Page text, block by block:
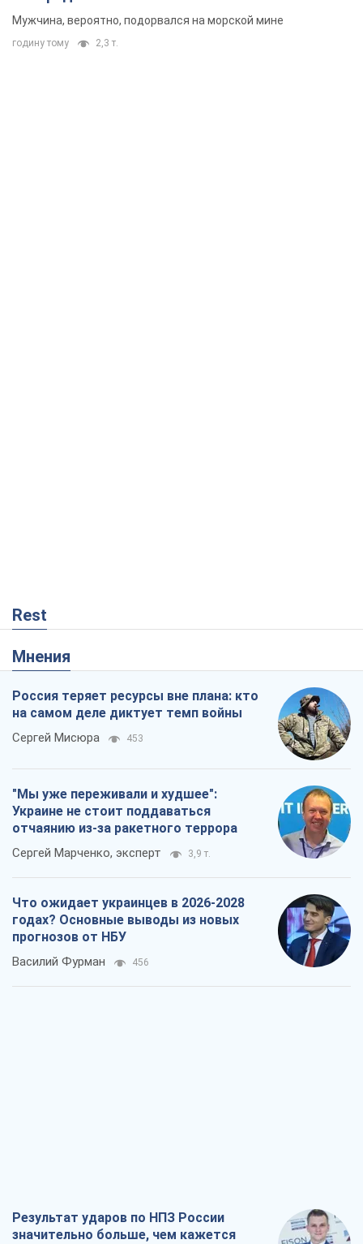
Мужчина, вероятно, подорвался на морской мине
годину тому 2,3 т.
Rest
Мнения
Россия теряет ресурсы вне плана: кто
на самом деле диктует темп войны
Сергей Мисюра 453
"Мы уже переживали и худшее":
Украине не стоит поддаваться
отчаянию из-за ракетного террора
Сергей Марченко, эксперт 3,9 т.
Что ожидает украинцев в 2026-2028
годах? Основные выводы из новых
прогнозов от НБУ
Василий Фурман 456
Результат ударов по НПЗ России
значительно больше, чем кажется